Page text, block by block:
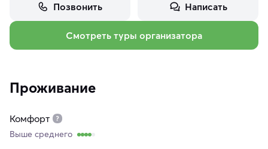
Позвонить Написать
Смотреть туры организатора
Проживание
Комфорт
Выше среднего